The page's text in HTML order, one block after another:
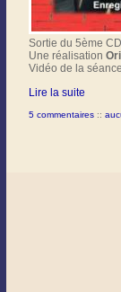
Sortie du 5ème
Une réalisation
Vidéo de la
Lire la suite
5 commentaires ::